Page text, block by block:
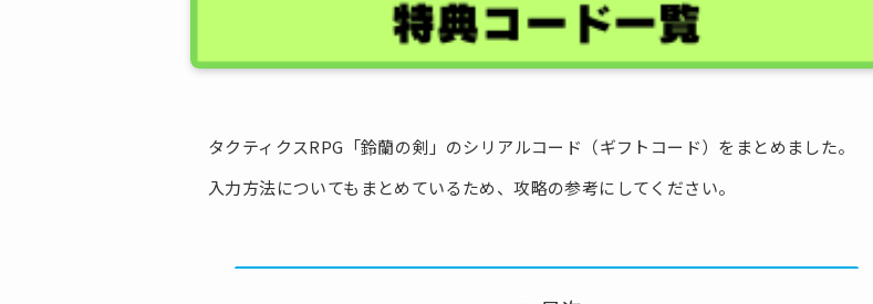
タクティクスRPG「鈴蘭の剣」のシリアルコード（ギフトコード）をまとめました。
入力方法についてもまとめているため、攻略の参考にしてください。